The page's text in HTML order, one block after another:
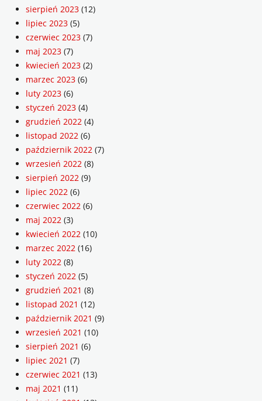
sierpień 2023 (12)
lipiec 2023 (5)
czerwiec 2023 (7)
maj 2023 (7)
kwiecień 2023 (2)
marzec 2023 (6)
luty 2023 (6)
styczeń 2023 (4)
grudzień 2022 (4)
listopad 2022 (6)
październik 2022 (7)
wrzesień 2022 (8)
sierpień 2022 (9)
lipiec 2022 (6)
czerwiec 2022 (6)
maj 2022 (3)
kwiecień 2022 (10)
marzec 2022 (16)
luty 2022 (8)
styczeń 2022 (5)
grudzień 2021 (8)
listopad 2021 (12)
październik 2021 (9)
wrzesień 2021 (10)
sierpień 2021 (6)
lipiec 2021 (7)
czerwiec 2021 (13)
maj 2021 (11)